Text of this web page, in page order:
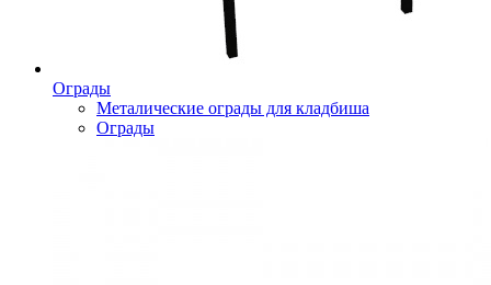
Ограды
Металические ограды для кладбиша
Ограды